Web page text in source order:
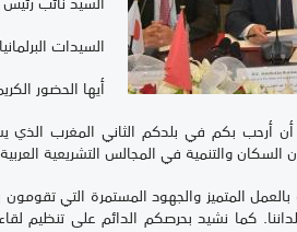
السيدات
أيها الحضور
أرحب بكم في بلدكم الثاني المغرب الذي
السكان والتنمية في المجالس التشريعية
بالعمل المتميز والجهود المستمرة التي
كما نشيد بحرصكم الدائم على تنظيم